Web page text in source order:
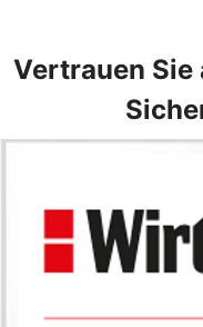
Vertrauen Sie